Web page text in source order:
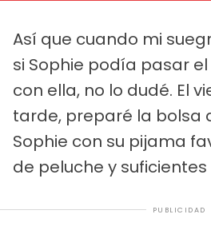
Así que cuando mi
si Sophie podía pasar
con ella, no lo dudé. El
tarde, preparé la bolsa
Sophie con su pijama
de peluche y
PUBLICIDAD